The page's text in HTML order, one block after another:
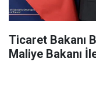
Ticaret Bakanı
Maliye Bakanı